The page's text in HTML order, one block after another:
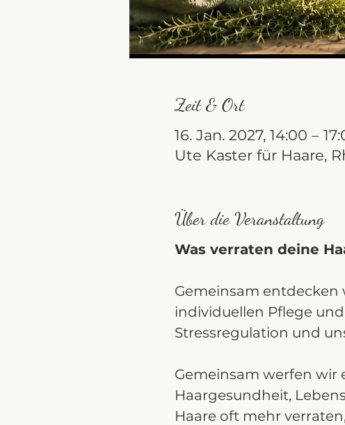
Zeit & Ort
16. Jan. 2027, 14:00 –
Ute Kaster für Haare,
Über die Veranstaltung
Was verraten deine
Gemeinsam entdecken
individuellen Pflege
Stressregulation und
Gemeinsam werfen wir
Haargesundheit,
Haare oft mehr